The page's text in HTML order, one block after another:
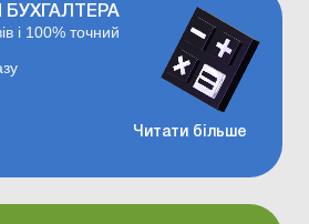
і 100% точний
Читати більше